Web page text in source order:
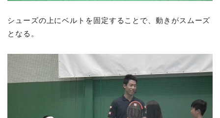
シューズの上にベルトを固定することで、動きがスムーズ
となる。